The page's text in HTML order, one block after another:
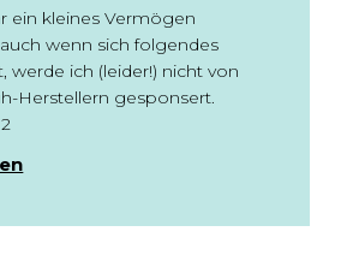
ein kleines Vermögen
wenn sich folgendes
werde ich (leider!) nicht von
Herstellern gesponsert.